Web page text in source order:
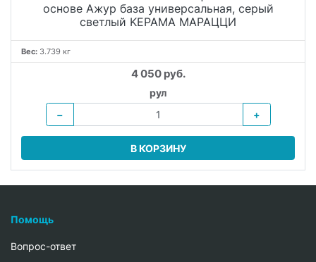
основе Ажур база универсальная, серый
светлый KЕРАМА МАРАЦЦИ
Вес: 3.739 кг
4 050 руб.
рул
−
+
В КОРЗИНУ
Помощь
Вопрос-ответ